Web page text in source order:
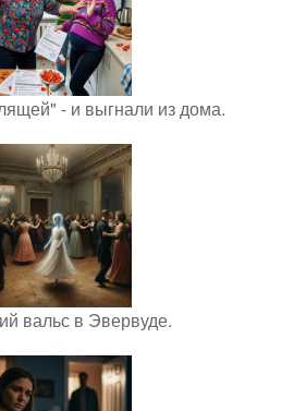
- и выгнали из дома.
вальс в Эвервуде.